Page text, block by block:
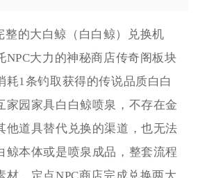
整的大白鲸（白白鲸）兑换机
NPC大力的神秘商店传奇阁板块
耗1条钓取获得的传说品质白白
家园家具白白鲸喷泉，不存在金
他道具替代兑换的渠道，也无法
鲸本体或是喷泉成品，整套流程